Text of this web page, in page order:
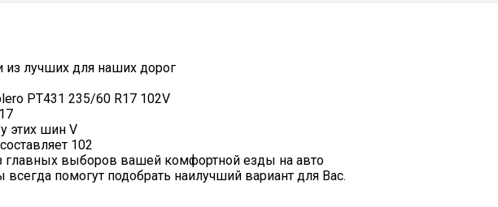
лучших для наших дорог
PT431 235/60 R17 102V
этих шин V
102
главных выборов вашей комфортной езды на авто
помогут подобрать наилучший вариант для Вас.